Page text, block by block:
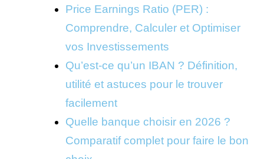
Price Earnings Ratio (PER) :
Comprendre, Calculer et Optimiser
vos Investissements
Qu’est-ce qu’un IBAN ? Définition,
utilité et astuces pour le trouver
facilement
Quelle banque choisir en 2026 ?
Comparatif complet pour faire le bon